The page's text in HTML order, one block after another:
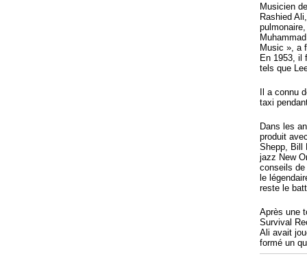
Musicien
Rashied
Music », a
En 1953, il
tels que
Il a connu
taxi
Dans les
produit
Shepp, Bill
jazz New
conseils de
le
reste le
Après une
Survival
Ali avait
formé un